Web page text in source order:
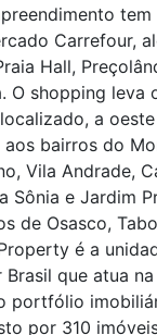
Carrefour,
Hall,
O shopping leva
a
bairros do
Vila Andrade,
Sônia e Jardim
de Osasco,
é a
que atua
portfólio
por 310